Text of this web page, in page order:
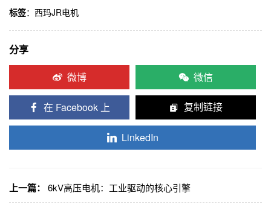
标签： 西玛JR电机
分享
微博
微信
在 Facebook 上 复制链接
LinkedIn
上一篇： 6kV高压电机：工业驱动的核心引擎